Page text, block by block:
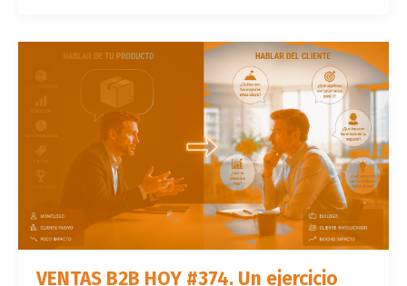
VENTAS B2B HOY #374. Un ejercicio